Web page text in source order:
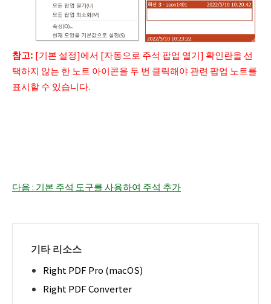
참고: [기본 설정]에서 [자동으로 주석 팝업 열기] 확인란을 선
택하지 않는 한 노트 아이콘을 두 번 클릭해야 관련 팝업 노트를
표시할 수 있습니다.
다음 : 기본 주석 도구를 사용하여 주석 추가
기타 리소스
Right PDF Pro (macOS)
Right PDF Converter